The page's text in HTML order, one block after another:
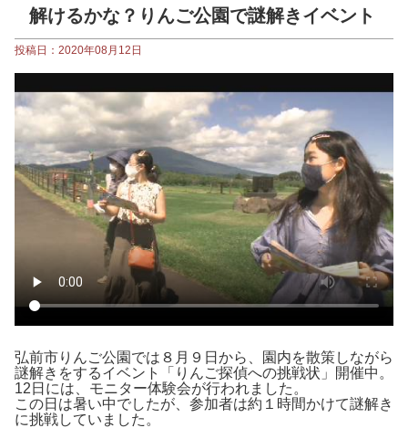
解けるかな？りんご公園で謎解きイベント
投稿日：2020年08月12日
弘前市りんご公園では８月９日から、園内を散策しながら
謎解きをするイベント「りんご探偵への挑戦状」開催中。
12日には、モニター体験会が行われました。
この日は暑い中でしたが、参加者は約１時間かけて謎解き
に挑戦していました。